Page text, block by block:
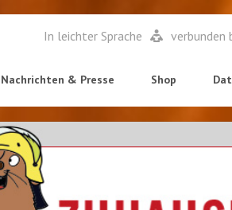
Nachrichten & Presse Shop
In leichter Sprache verbunden